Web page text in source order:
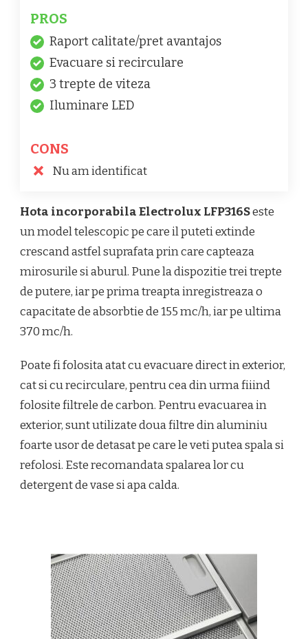
PROS
Raport calitate/pret avantajos
Evacuare si recirculare
3 trepte de viteza
Iluminare LED
CONS
Nu am identificat
Hota incorporabila Electrolux LFP316Seste
un model telescopic pe care il puteti extinde
crescand astfel suprafata prin care capteaza
mirosurile si aburul. Pune la dispozitie trei trepte
de putere, iar pe prima treapta inregistreaza o
capacitate de absorbtie de 155 mc/h, iar pe ultima
370 mc/h.
Poate fi folosita atat cu evacuare direct in exterior,
cat si cu recirculare, pentru cea din urma fiiind
folosite filtrele de carbon. Pentru evacuarea in
exterior, sunt utilizate doua filtre din aluminiu
foarte usor de detasat pe care le veti putea spala si
refolosi. Este recomandata spalarea lor cu
detergent de vase si apa calda.